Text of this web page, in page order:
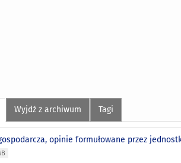
Wyjdź z archiwum Tagi
opinie formułowane przez